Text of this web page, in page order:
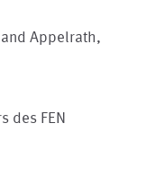
Appelrath,
des FEN